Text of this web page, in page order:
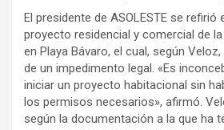
El presidente de ASOLESTE se
proyecto residencial y comercial de
en Playa Bávaro, el cual, según
de un impedimento legal. «Es
iniciar un proyecto habitacional sin
los permisos necesarios», afirmó.
según la documentación a la que ha